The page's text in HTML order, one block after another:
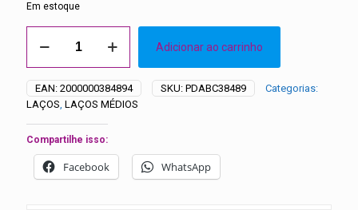
Em estoque
Médios
de
Futebol
-
20
unidades
quantidade
Adicionar ao carrinho
EAN: 2000000384894 SKU: PDABC38489
Categorias:
LAÇOS, LAÇOS MÉDIOS
Compartilhe isso:
Facebook WhatsApp